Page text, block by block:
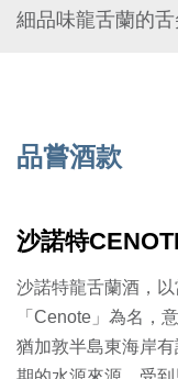
細品味龍舌蘭的舌
品嘗酒款
沙諾特
沙諾特龍舌蘭酒，
「Cenote」為名，
猶加敦半島東海岸